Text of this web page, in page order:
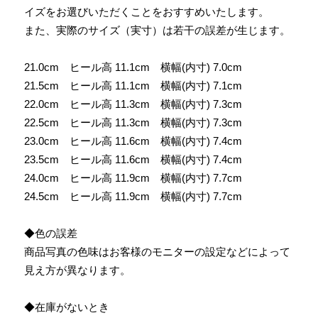
イズをお選びいただくことをおすすめいたします。
また、実際のサイズ（実寸）は若干の誤差が生じます。
21.0cm ヒール高 11.1cm 横幅(内寸) 7.0cm
21.5cm ヒール高 11.1cm 横幅(内寸) 7.1cm
22.0cm ヒール高 11.3cm 横幅(内寸) 7.3cm
22.5cm ヒール高 11.3cm 横幅(内寸) 7.3cm
23.0cm ヒール高 11.6cm 横幅(内寸) 7.4cm
23.5cm ヒール高 11.6cm 横幅(内寸) 7.4cm
24.0cm ヒール高 11.9cm 横幅(内寸) 7.7cm
24.5cm ヒール高 11.9cm 横幅(内寸) 7.7cm
◆色の誤差
商品写真の色味はお客様のモニターの設定などによって
見え方が異なります。
◆在庫がないとき